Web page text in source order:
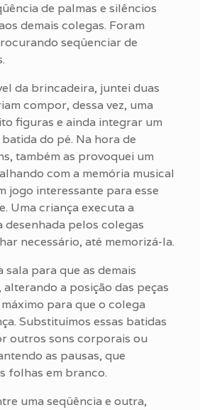
de palmas e silêncios
demais colegas. Foram
seqüenciar de
da brincadeira, juntei duas
compor, dessa vez, uma
figuras e ainda integrar um
do pé. Na hora de
também as provoquei um
com a memória musical
jogo interessante para esse
Uma criança executa a
desenhada pelos colegas
necessário, até memorizá-la.
sala para que as demais
a posição das peças
para que o colega
Substituímos essas batidas
outros sons corporais ou
as pausas, que
folhas em branco.
uma seqüência e outra,